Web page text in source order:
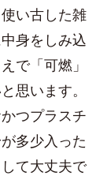
い古した雑
身をしみ込
で「可燃」
思います。
つプラスチ
多少入った
て大丈夫で